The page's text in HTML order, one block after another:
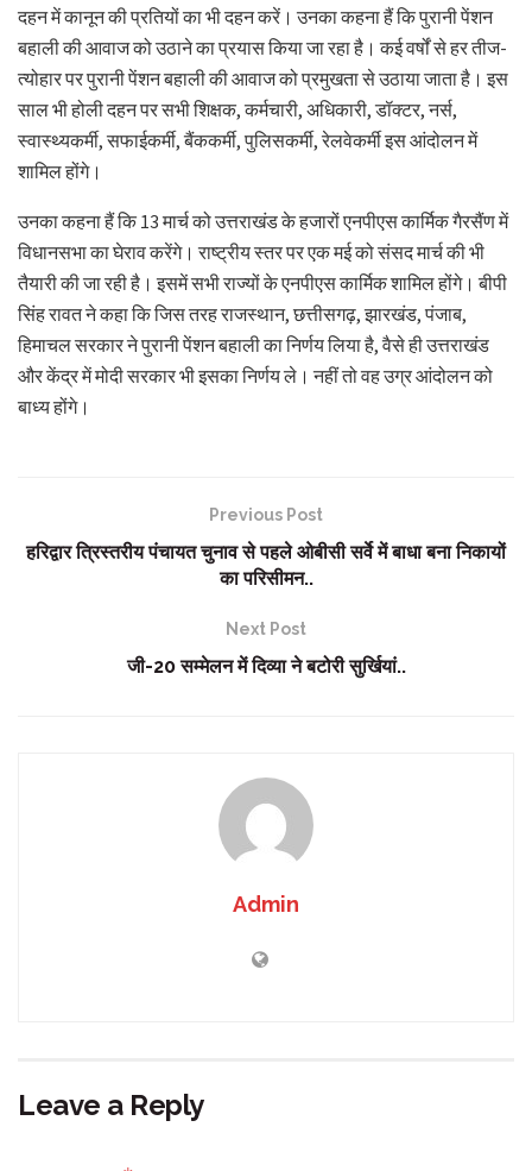
दहन में कानून की प्रतियों का भी दहन करें। उनका कहना हैं कि पुरानी पेंशन
बहाली की आवाज को उठाने का प्रयास किया जा रहा है। कई वर्षों से हर तीज-
त्योहार पर पुरानी पेंशन बहाली की आवाज को प्रमुखता से उठाया जाता है। इस
साल भी होली दहन पर सभी शिक्षक, कर्मचारी, अधिकारी, डॉक्टर, नर्स,
स्वास्थ्यकर्मी, सफाईकर्मी, बैंककर्मी, पुलिसकर्मी, रेलवेकर्मी इस आंदोलन में
शामिल होंगे।
उनका कहना हैं कि 13 मार्च को उत्तराखंड के हजारों एनपीएस कार्मिक गैरसैंण में
विधानसभा का घेराव करेंगे। राष्ट्रीय स्तर पर एक मई को संसद मार्च की भी
तैयारी की जा रही है। इसमें सभी राज्यों के एनपीएस कार्मिक शामिल होंगे। बीपी
सिंह रावत ने कहा कि जिस तरह राजस्थान, छत्तीसगढ़, झारखंड, पंजाब,
हिमाचल सरकार ने पुरानी पेंशन बहाली का निर्णय लिया है, वैसे ही उत्तराखंड
और केंद्र में मोदी सरकार भी इसका निर्णय ले। नहीं तो वह उग्र आंदोलन को
बाध्य होंगे।
Previous Post
हरिद्वार त्रिस्तरीय पंचायत चुनाव से पहले ओबीसी सर्वे में बाधा बना निकायों
का परिसीमन..
Next Post
जी-20 सम्मेलन में दिव्या ने बटोरी सुर्खियां..
Admin
Leave a Reply